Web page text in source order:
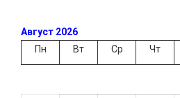
Август 2026
Пн
Вт Ср Чт